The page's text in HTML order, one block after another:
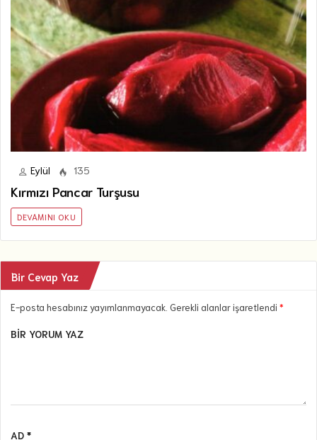
Eylül 135
Kırmızı Pancar Turşusu
DEVAMINI OKU
Bir Cevap Yaz
E-posta hesabınız yayımlanmayacak. Gerekli alanlar işaretlendi *
BIR YORUM YAZ
AD *